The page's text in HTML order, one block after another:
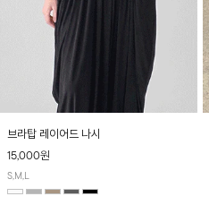
브라탑 레이어드 나시
15,000원
S,M,L